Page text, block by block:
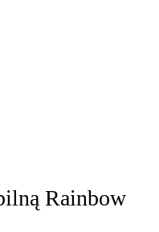
Rainbow